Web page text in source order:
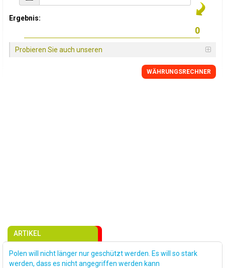
Ergebnis:
Probieren Sie auch unseren
WÄHRUNGSRECHNER
ARTIKEL
Polen will nicht länger nur geschützt werden. Es will so stark
werden, dass es nicht angegriffen werden kann